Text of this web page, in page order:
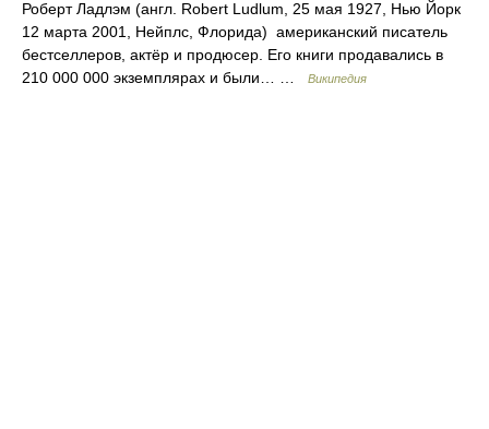
Роберт Ладлэм (англ. Robert Ludlum, 25 мая 1927, Нью Йорк
12 марта 2001, Нейплс, Флорида) американский писатель
бестселлеров, актёр и продюсер. Его книги продавались в
210 000 000 экземплярах и были… …
Википедия